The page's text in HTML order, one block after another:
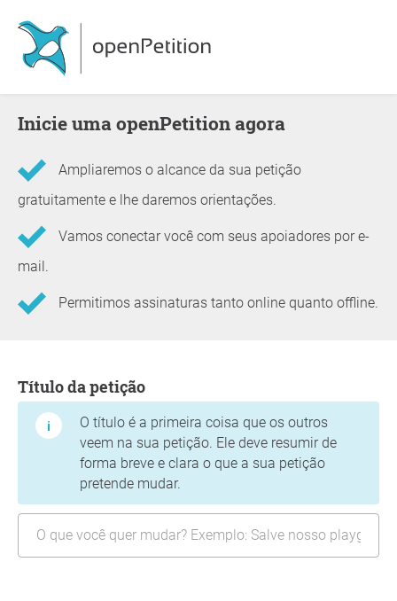
Inicie uma openPetition agora
Ampliaremos o alcance da sua petição
gratuitamente e lhe daremos orientações.
Vamos conectar você com seus apoiadores por e-
mail.
Permitimos assinaturas tanto online quanto offline.
Título da petição
O título é a primeira coisa que os outros
veem na sua petição. Ele deve resumir de
forma breve e clara o que a sua petição
pretende mudar.